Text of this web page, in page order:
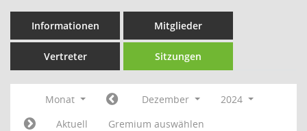
Informationen Mitglieder
Vertreter Sitzungen
Monat Dezember
2024
Aktuell
Gremium auswählen